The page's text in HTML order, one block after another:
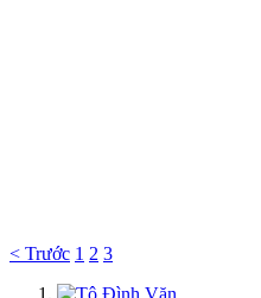
< Trước 1 2 3